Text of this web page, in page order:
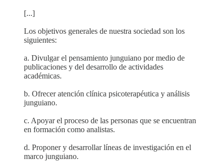
[...]
Los objetivos generales de nuestra sociedad son los
siguientes:
a. Divulgar el pensamiento junguiano por medio de
publicaciones y del desarrollo de actividades
académicas.
b. Ofrecer atención clínica psicoterapéutica y análisis
junguiano.
c. Apoyar el proceso de las personas que se encuentran
en formación como analistas.
d. Proponer y desarrollar líneas de investigación en el
marco junguiano.